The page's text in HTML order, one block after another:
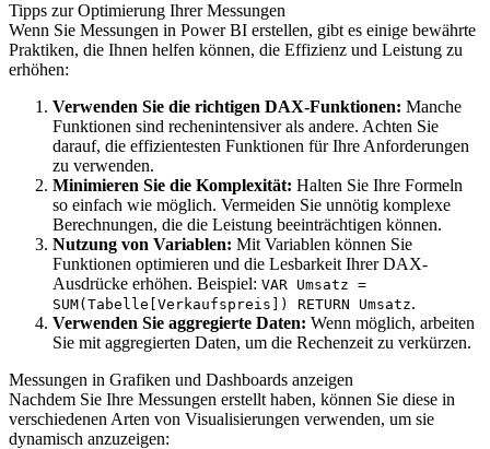
Tipps zur Optimierung Ihrer Messungen
Wenn Sie Messungen in Power BI erstellen, gibt es einige bewährte
Praktiken, die Ihnen helfen können, die Effizienz und Leistung zu
erhöhen:
Verwenden Sie die richtigen DAX-Funktionen: Manche
Funktionen sind rechenintensiver als andere. Achten Sie
darauf, die effizientesten Funktionen für Ihre Anforderungen
zu verwenden.
Minimieren Sie die Komplexität: Halten Sie Ihre Formeln
so einfach wie möglich. Vermeiden Sie unnötig komplexe
Berechnungen, die die Leistung beeinträchtigen können.
Nutzung von Variablen: Mit Variablen können Sie
Funktionen optimieren und die Lesbarkeit Ihrer DAX-
Ausdrücke erhöhen. Beispiel: VAR Umsatz =
SUM(Tabelle[Verkaufspreis]) RETURN Umsatz.
Verwenden Sie aggregierte Daten: Wenn möglich, arbeiten
Sie mit aggregierten Daten, um die Rechenzeit zu verkürzen.
Messungen in Grafiken und Dashboards anzeigen
Nachdem Sie Ihre Messungen erstellt haben, können Sie diese in
verschiedenen Arten von Visualisierungen verwenden, um sie
dynamisch anzuzeigen: